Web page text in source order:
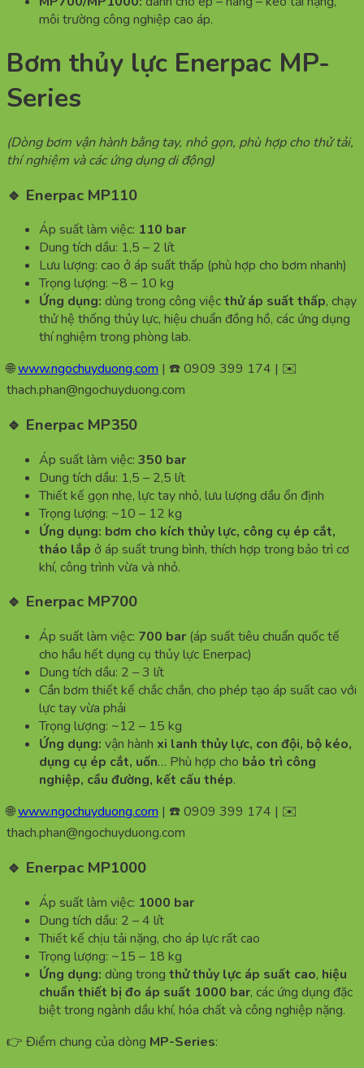
môi trường công nghiệp cao áp.
Bơm thủy lực Enerpac MP-
Series
(Dòng bơm vận hành bằng tay, nhỏ gọn, phù hợp cho thử tải,
thí nghiệm và các ứng dụng di động)
🔹 Enerpac MP110
Áp suất làm việc: 110 bar
Dung tích dầu: 1,5 – 2 lít
Lưu lượng: cao ở áp suất thấp (phù hợp cho bơm nhanh)
Trọng lượng: ~8 – 10 kg
Ứng dụng: dùng trong công việcthử áp suất thấp, chạy
thử hệ thống thủy lực, hiệu chuẩn đồng hồ, các ứng dụng
thí nghiệm trong phòng lab.
🌐www.ngochuyduong.com | ☎️ 0909 399 174 | ✉️
thach.phan@ngochuyduong.com
🔹 Enerpac MP350
Áp suất làm việc: 350 bar
Dung tích dầu: 1,5 – 2,5 lít
Thiết kế gọn nhẹ, lực tay nhỏ, lưu lượng dầu ổn định
Trọng lượng: ~10 – 12 kg
Ứng dụng: bơm cho kích thủy lực, công cụ ép cắt,
tháo lắp ở áp suất trung bình, thích hợp trong bảo trì cơ
khí, công trình vừa và nhỏ.
🔹 Enerpac MP700
Áp suất làm việc: 700 bar (áp suất tiêu chuẩn quốc tế
cho hầu hết dụng cụ thủy lực Enerpac)
Dung tích dầu: 2 – 3 lít
Cần bơm thiết kế chắc chắn, cho phép tạo áp suất cao với
lực tay vừa phải
Trọng lượng: ~12 – 15 kg
Ứng dụng: vận hành xi lanh thủy lực, con đội, bộ kéo,
dụng cụ ép cắt, uốn… Phù hợp cho bảo trì công
nghiệp, cầu đường, kết cấu thép.
🌐www.ngochuyduong.com | ☎️ 0909 399 174 | ✉️
thach.phan@ngochuyduong.com
🔹 Enerpac MP1000
Áp suất làm việc: 1000 bar
Dung tích dầu: 2 – 4 lít
Thiết kế chịu tải nặng, cho áp lực rất cao
Trọng lượng: ~15 – 18 kg
Ứng dụng: dùng trong thử thủy lực áp suất cao, hiệu
chuẩn thiết bị đo áp suất 1000 bar, các ứng dụng đặc
biệt trong ngành dầu khí, hóa chất và công nghiệp nặng.
👉 Điểm chung của dòng MP-Series: